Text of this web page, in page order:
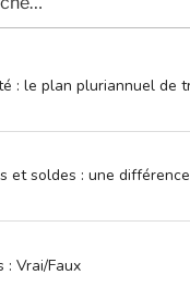
: le plan pluriannuel de
et soldes : une
: Vrai/Faux